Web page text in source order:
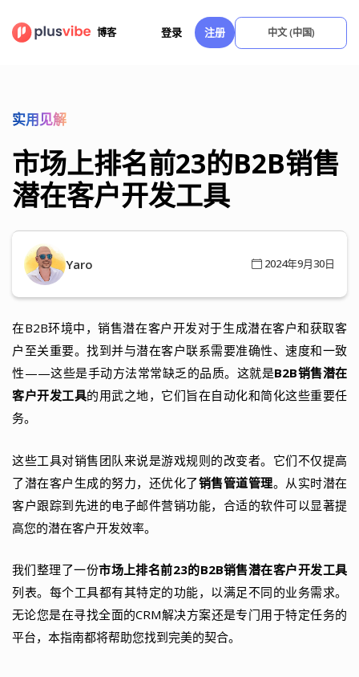
博客 登录 注册 中文 (中国)
实用见解
市场上排名前23的B2B销售
潜在客户开发工具
Yaro 2024年9月30日
在B2B环境中，销售潜在客户开发对于生成潜在客户和获取客
户至关重要。找到并与潜在客户联系需要准确性、速度和一致
性——这些是手动方法常常缺乏的品质。这就是B2B销售潜在
客户开发工具的用武之地，它们旨在自动化和简化这些重要任
务。
这些工具对销售团队来说是游戏规则的改变者。它们不仅提高
了潜在客户生成的努力，还优化了销售管道管理。从实时潜在
客户跟踪到先进的电子邮件营销功能，合适的软件可以显著提
高您的潜在客户开发效率。
我们整理了一份市场上排名前23的B2B销售潜在客户开发工具
列表。每个工具都有其特定的功能，以满足不同的业务需求。
无论您是在寻找全面的CRM解决方案还是专门用于特定任务的
平台，本指南都将帮助您找到完美的契合。